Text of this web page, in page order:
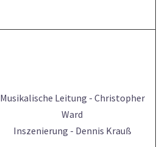
Musikalische Leitung - Christopher
Ward
Inszenierung - Dennis Krauß